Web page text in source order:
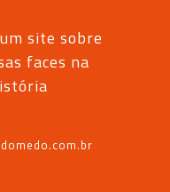
site sobre
faces na